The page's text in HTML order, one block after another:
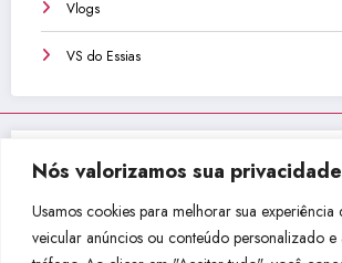
Nós valorizamos sua
Usamos cookies para melhorar sua experiência
veicular anúncios ou conteúdo personalizado e
Vlogs
VS do Essias
Não perca isso!